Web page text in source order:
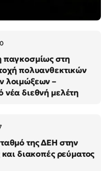
στη
πολυανθεκτικών
λοιμώξεων –
διεθνή μελέτη
της ΔΕΗ στην
διακοπές ρεύματος